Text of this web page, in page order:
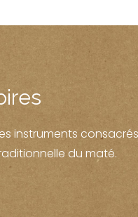
instruments
du maté.